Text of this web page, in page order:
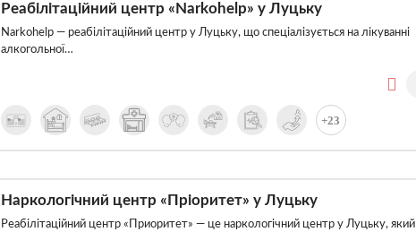
Реабілітаційний центр «Narkohelp» у Луцьку
Narkohelp — реабілітаційний центр у Луцьку, що спеціалізується на лікуванні
алкогольної…
+23
Наркологічний центр «Пріоритет» у Луцьку
Реабілітаційний центр «Приоритет» — це наркологічний центр у Луцьку, який